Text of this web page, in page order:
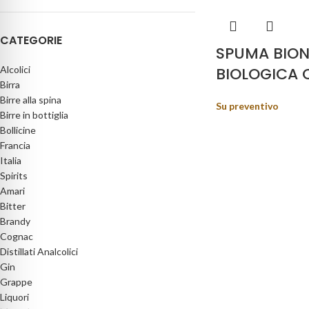
CATEGORIE
Alcolici
Birra
Birre alla spina
Birre in bottiglia
Bollicine
Francia
Italia
Spirits
Amari
Bitter
Brandy
Cognac
Distillati Analcolici
Gin
Grappe
Liquori
SPUMA
BIOLOGICA
Su preventivo